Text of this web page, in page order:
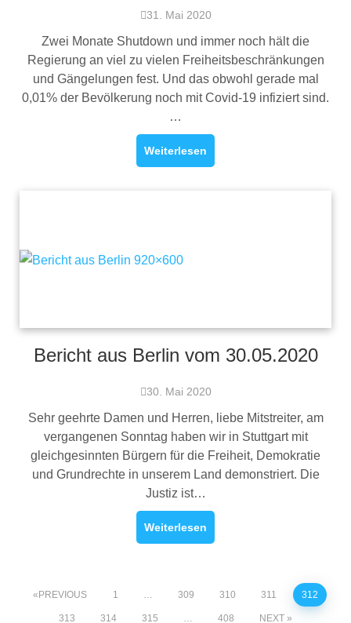
31. Mai 2020
Zwei Monate Shutdown und immer noch hält die
Regierung an viel zu vielen Freiheitsbeschränkungen
und Gängelungen fest. Und das obwohl gerade mal
0,01% der Bevölkerung noch mit Covid-19 infiziert sind.
…
Weiterlesen
Bericht aus Berlin vom 30.05.2020
30. Mai 2020
Sehr geehrte Damen und Herren, liebe Mitstreiter, am
vergangenen Sonntag haben wir in Stuttgart mit
gleichgesinnten Bürgern für die Freiheit, Demokratie
und Grundrechte in unserem Land demonstriert. Die
Justiz ist…
Weiterlesen
PREVIOUS 1 … 309 310 311 312
313 314 315 … 408 NEXT